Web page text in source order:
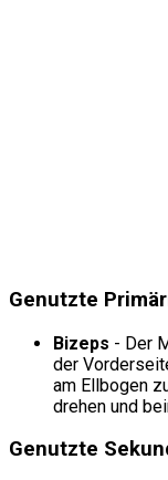
Genutzte
Bizeps - Der
der
am Ellbogen
drehen und
Genutzte